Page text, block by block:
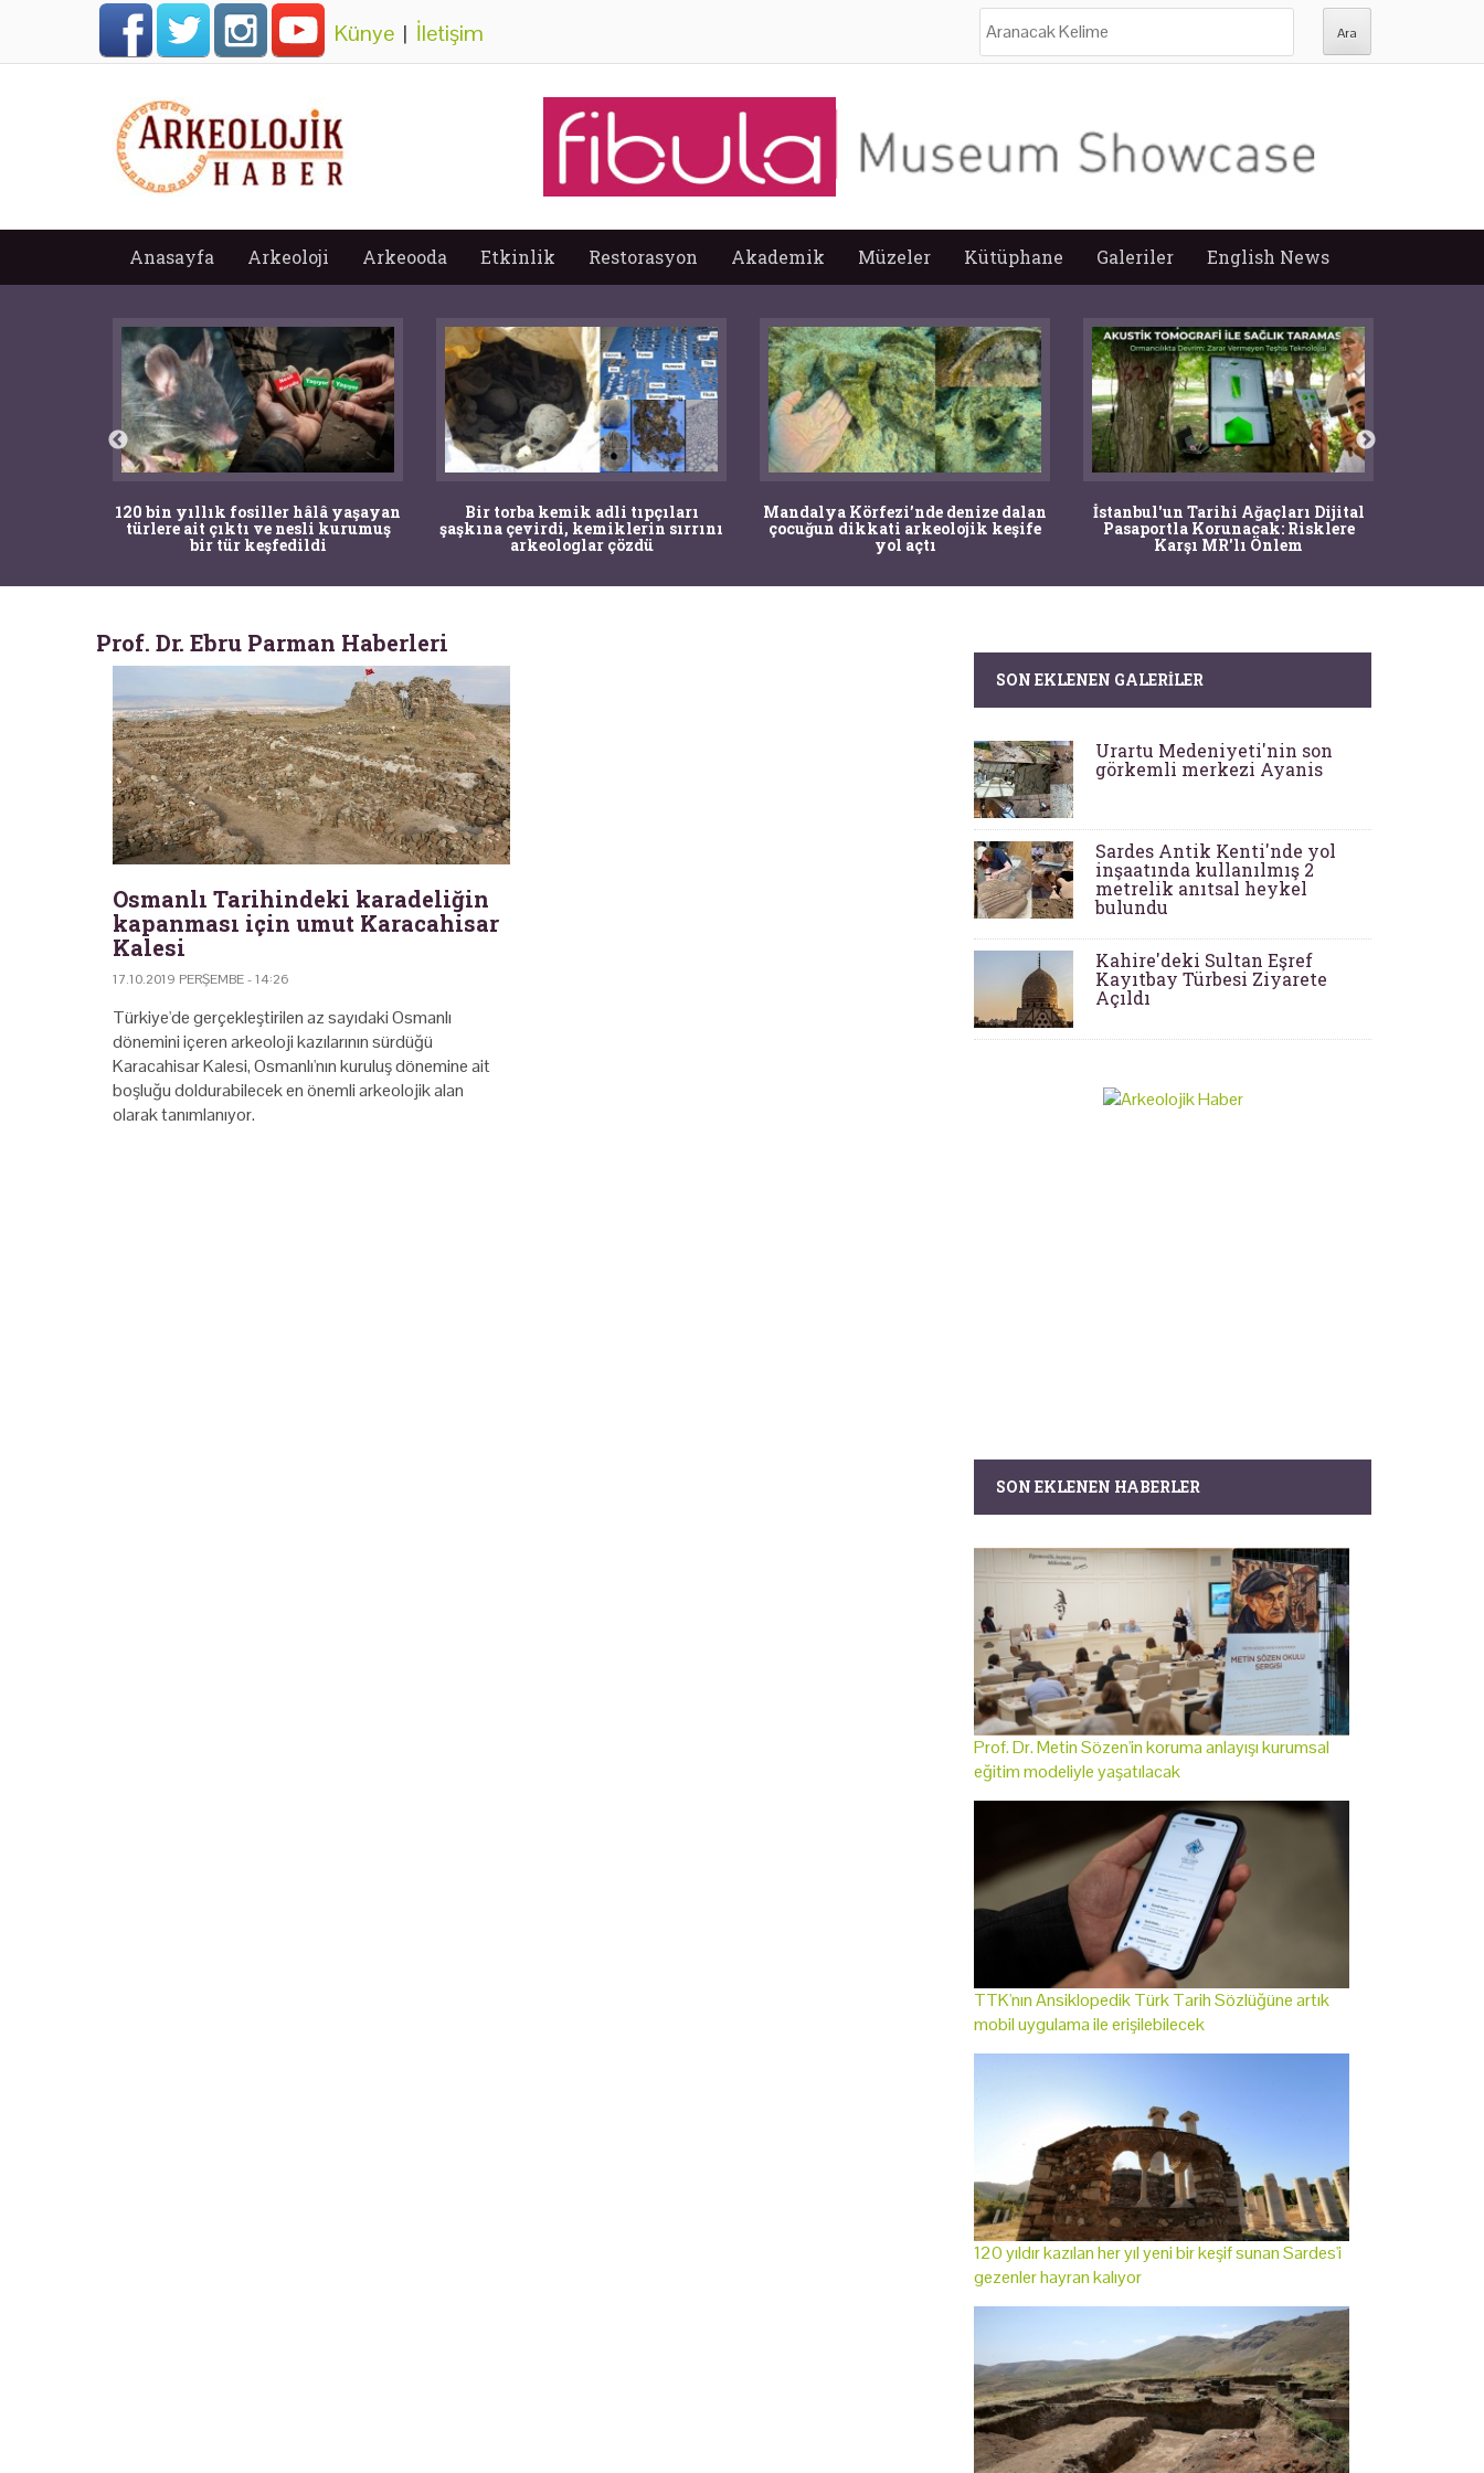
Künye | İletişim
Anasayfa Arkeoloji Arkeooda Etkinlik Restorasyon Akademik Müzeler Kütüphane Galeriler English News
120 bin yıllık fosiller hâlâ yaşayan
türlere ait çıktı ve nesli kurumuş
bir tür keşfedildi
Bir torba kemik adli tıpçıları
şaşkına çevirdi, kemiklerin sırrını
arkeologlar çözdü
Mandalya Körfezi’nde denize dalan
çocuğun dikkati arkeolojik keşife
yol açtı
İstanbul'un Tarihi Ağaçları Dijital
Pasaportla Korunacak: Risklere
Karşı MR'lı Önlem
Prof. Dr. Ebru Parman Haberleri
Osmanlı Tarihindeki karadeliğin
kapanması için umut Karacahisar
Kalesi
17.10.2019 PERŞEMBE - 14:26
Türkiye'de gerçekleştirilen az sayıdaki Osmanlı
dönemini içeren arkeoloji kazılarının sürdüğü
Karacahisar Kalesi, Osmanlı'nın kuruluş dönemine ait
boşluğu doldurabilecek en önemli arkeolojik alan
olarak tanımlanıyor.
SON EKLENEN GALERILER
Urartu Medeniyeti'nin son
görkemli merkezi Ayanis
Sardes Antik Kenti'nde yol
inşaatında kullanılmış 2
metrelik anıtsal heykel
bulundu
Kahire'deki Sultan Eşref
Kayıtbay Türbesi Ziyarete
Açıldı
SON EKLENEN HABERLER
Prof. Dr. Metin Sözen'in koruma anlayışı kurumsal
eğitim modeliyle yaşatılacak
TTK'nın Ansiklopedik Türk Tarih Sözlüğüne artık
mobil uygulama ile erişilebilecek
120 yıldır kazılan her yıl yeni bir keşif sunan Sardes'i
gezenler hayran kalıyor